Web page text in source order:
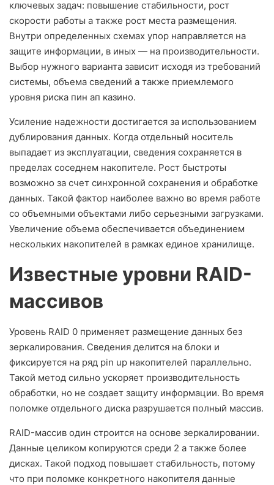
ключевых задач: повышение стабильности, рост
скорости работы а также рост места размещения.
Внутри определенных схемах упор направляется на
защите информации, в иных — на производительности.
Выбор нужного варианта зависит исходя из требований
системы, объема сведений а также приемлемого
уровня риска пин ап казино.
Усиление надежности достигается за использованием
дублирования данных. Когда отдельный носитель
выпадает из эксплуатации, сведения сохраняется в
пределах соседнем накопителе. Рост быстроты
возможно за счет синхронной сохранения и обработке
данных. Такой фактор наиболее важно во время работе
со объемными объектами либо серьезными загрузками.
Увеличение объема обеспечивается объединением
нескольких накопителей в рамках единое хранилище.
Известные уровни RAID-
массивов
Уровень RAID 0 применяет размещение данных без
зеркалирования. Сведения делится на блоки и
фиксируется на ряд pin up накопителей параллельно.
Такой метод сильно ускоряет производительность
обработки, но не создает защиту информации. Во время
поломке отдельного диска разрушается полный массив.
RAID-массив один строится на основе зеркалировании.
Данные целиком копируются среди 2 а также более
дисках. Такой подход повышает стабильность, потому
что при поломке конкретного накопителя данные